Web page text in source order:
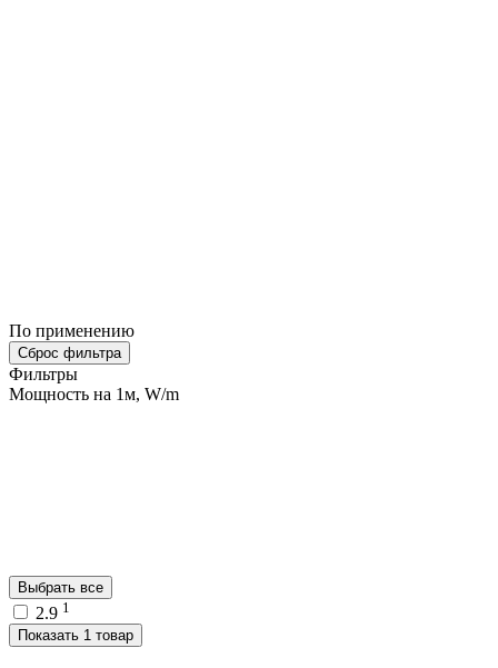
По применению
Сброс фильтра
Фильтры
Мощность на 1м, W/m
Выбрать все
2.9 1
Показать 1 товар